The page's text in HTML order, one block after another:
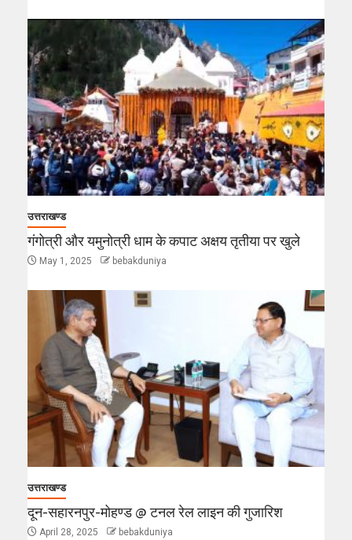
उत्तराखण्ड
गंगोत्री और यमुनोत्री धाम के कपाट अक्षय तृतीया पर खुले
May 1, 2025 bebakduniya
उत्तराखण्ड
दून-सहारनपुर-मोहण्ड @ टनल रेल लाइन की गुजारिश
April 28, 2025 bebakduniya